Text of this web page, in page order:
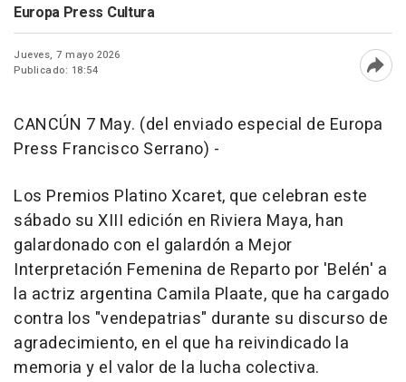
Europa Press Cultura
Jueves, 7 mayo 2026
Publicado: 18:54
CANCÚN 7 May. (del enviado especial de Europa
Press Francisco Serrano) -
Los Premios Platino Xcaret, que celebran este
sábado su XIII edición en Riviera Maya, han
galardonado con el galardón a Mejor
Interpretación Femenina de Reparto por 'Belén' a
la actriz argentina Camila Plaate, que ha cargado
contra los "vendepatrias" durante su discurso de
agradecimiento, en el que ha reivindicado la
memoria y el valor de la lucha colectiva.